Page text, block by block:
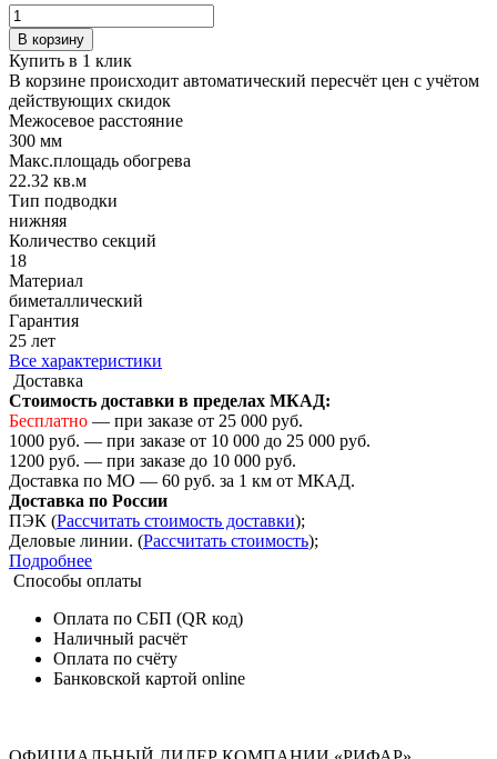
В корзину
Купить в 1 клик
В корзине происходит автоматический пересчёт цен с учётом
действующих скидок
Межосевое расстояние
300 мм
Макс.площадь обогрева
22.32 кв.м
Тип подводки
нижняя
Количество cекций
18
Материал
биметаллический
Гарантия
25 лет
Все характеристики
Доставка
Стоимость доставки в пределах МКАД:
Бесплатно — при заказе от 25 000 руб.
1000 руб. — при заказе от 10 000 до 25 000 руб.
1200 руб. — при заказе до 10 000 руб.
Доставка по МО — 60 руб. за 1 км от МКАД.
Доставка по России
ПЭК (Рассчитать стоимость доставки);
Деловые линии. (Рассчитать стоимость);
Подробнее
Способы оплаты
Оплата по СБП (QR код)
Наличный расчёт
Оплата по счёту
Банковской картой online